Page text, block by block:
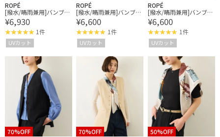
ROPÉ
[撥水/晴雨兼用]バンブー
ハンドルバイカラーコン
パクトパラソル(折りたた
み雨傘・遮熱日傘)/UV&
遮光率100%カット/近赤
¥6,930
1件
UVカット
ROPÉ
[撥水/晴雨兼用]バンブー
ハンドルバイカラーパラ
ソル(雨傘・遮熱日傘)/UV
&遮光率100%カット/近
赤外線99.9％
¥6,600
1件
UVカット
ROPÉ
[撥水/晴雨兼用]バンブー
ハンドルバイカラーパラ
ソル(雨傘・遮熱日傘)/UV
&遮光率100%カット/近
赤外線99.9％
¥6,600
1件
UVカット
70%OFF
70%OFF
50%OFF